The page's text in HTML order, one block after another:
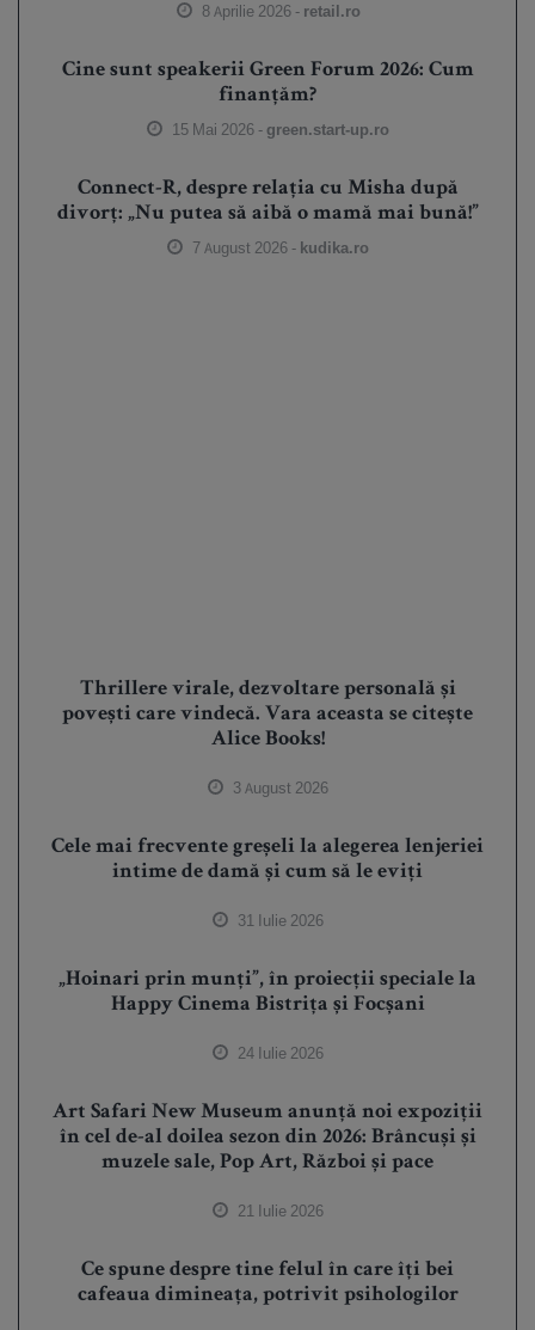
8 Aprilie 2026 - retail.ro
Cine sunt speakerii Green Forum 2026: Cum
finanțăm?
15 Mai 2026 - green.start-up.ro
Connect-R, despre relația cu Misha după
divorț: „Nu putea să aibă o mamă mai bună!”
7 August 2026 - kudika.ro
Thrillere virale, dezvoltare personală și
povești care vindecă. Vara aceasta se citește
Alice Books!
3 August 2026
Cele mai frecvente greșeli la alegerea lenjeriei
intime de damă și cum să le eviți
31 Iulie 2026
„Hoinari prin munți”, în proiecții speciale la
Happy Cinema Bistrița și Focșani
24 Iulie 2026
Art Safari New Museum anunță noi expoziții
în cel de-al doilea sezon din 2026: Brâncuși și
muzele sale, Pop Art, Război și pace
21 Iulie 2026
Ce spune despre tine felul în care îți bei
cafeaua dimineața, potrivit psihologilor